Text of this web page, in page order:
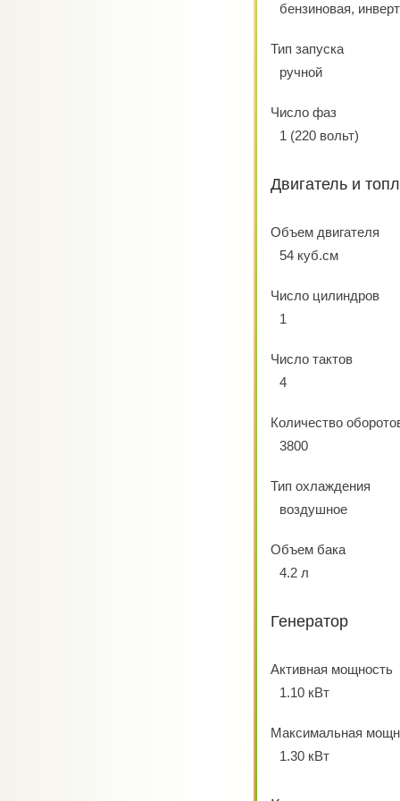
бензиновая,
Тип запуска
ручной
Число фаз
1 (220 вольт)
Двигатель и
Объем двигателя
54 куб.см
Число цилиндров
1
Число тактов
4
Количество
3800
Тип охлаждения
воздушное
Объем бака
4.2 л
Генератор
Активная мощность
1.10 кВт
Максимальная
1.30 кВт